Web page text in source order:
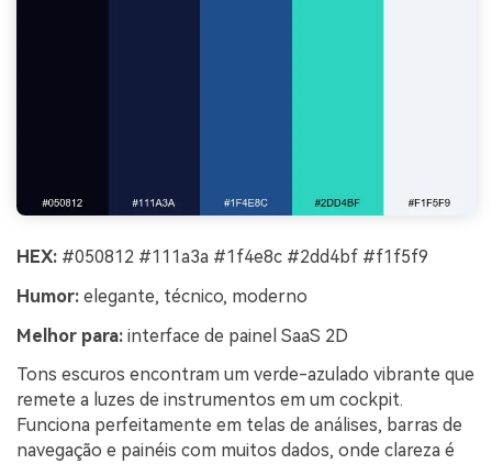
HEX: #050812 #111a3a #1f4e8c #2dd4bf #f1f5f9
Humor: elegante, técnico, moderno
Melhor para: interface de painel SaaS 2D
Tons escuros encontram um verde-azulado vibrante que
remete a luzes de instrumentos em um cockpit.
Funciona perfeitamente em telas de análises, barras de
navegação e painéis com muitos dados, onde clareza é